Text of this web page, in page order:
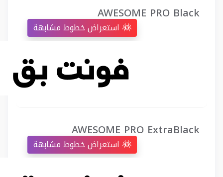
AWESOME PRO Black
AWESOME PRO ExtraBlack